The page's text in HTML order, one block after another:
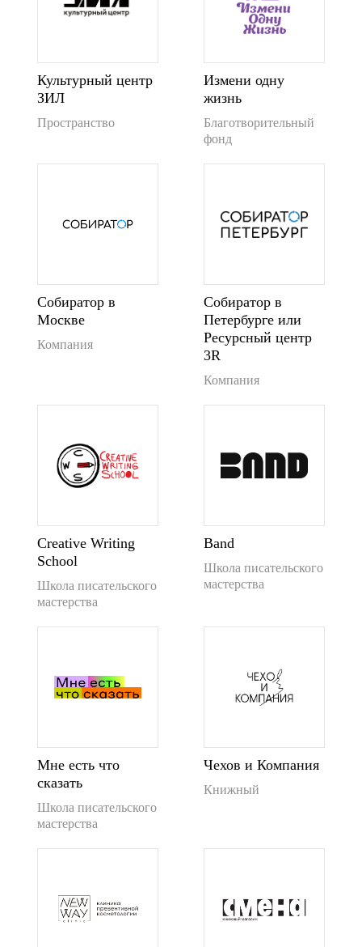
Культурный центр
ЗИЛ
Пространство
Измени одну
жизнь
Благотворительный
фонд
Собиратор в
Москве
Компания
Собиратор в
Петербурге или
Ресурсный центр
3R
Компания
Creative Writing
School
Школа писательского
мастерства
Band
Школа писательского
мастерства
Мне есть что
сказать
Школа писательского
мастерства
Чехов и Компания
Книжный